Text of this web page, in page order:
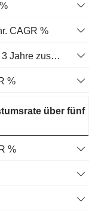
CAGR %
Unverschuldeter Freier Cashflow, 3 Jahre zusammengesetzte jährliche Wachstumsrate %
%
über fünf
%